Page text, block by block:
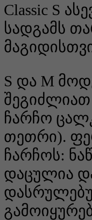
Classic S
სადგამს
S და M
ჩარჩო
თეთრი).
ჩარჩოს:
დაცულია